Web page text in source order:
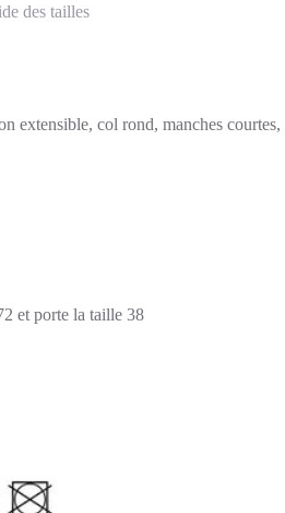
des tailles
extensible, col rond, manches courtes,
et porte la taille 38